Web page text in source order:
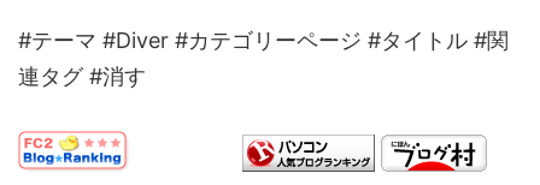
#テーマ #Diver #カテゴリーページ #タイトル #関
連タグ #消す